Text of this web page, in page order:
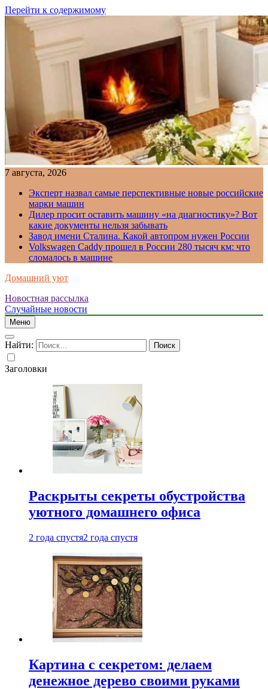
Перейти к содержимому
7 августа, 2026
Эксперт назвал самые перспективные новые российские
марки машин
Дилер просит оставить машину «на диагностику»? Вот
какие документы нельзя забывать
Завод имени Сталина. Какой автопром нужен России
Volkswagen Caddy прошел в России 280 тысяч км: что
сломалось в машине
Домашний уют
Новостная рассылка
Случайные новости
Меню
Найти:
Заголовки
Раскрыты секреты обустройства
уютного домашнего офиса
2 года спустя2 года спустя
Картина с секретом: делаем
денежное дерево своими руками